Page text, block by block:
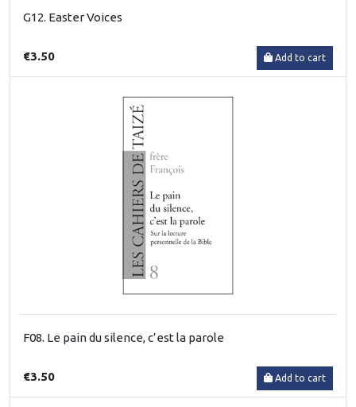
G12. Easter Voices
€3.50 Add to cart
F08. Le pain du silence, c’est la parole
€3.50 Add to cart